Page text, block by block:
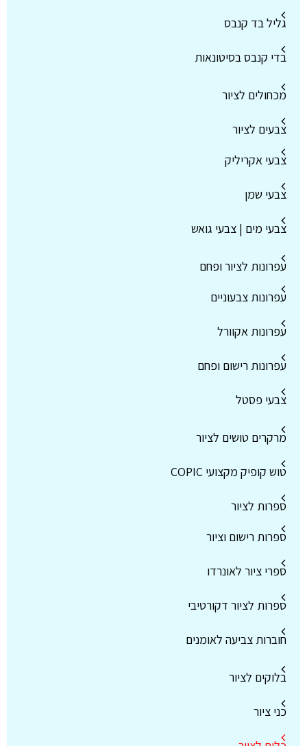
גליל בד קנבס
בדי קנבס בסיטונאות
מכחולים לציור
צבעים לציור
צבעי אקריליק
צבעי שמן
צבעי מים | צבעי גואש
עפרונות לציור ופחם
עפרונות צבעוניים
עפרונות אקוורל
עפרונות רישום ופחם
צבעי פסטל
מרקרים טושים לציור
טוש קופיק מקצועי COPIC
ספרות לציור
ספרות רישום וציור
ספרי ציור לאונרדו
ספרות לציור דקורטיבי
חוברות צביעה לאומנים
בלוקים לציור
כני ציור